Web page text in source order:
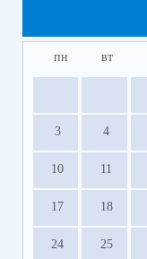
пн вт
3 4
10 11
17 18
24 25